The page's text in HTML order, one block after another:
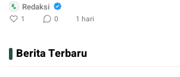
Redaksi
1 0 1 hari
Berita Terbaru